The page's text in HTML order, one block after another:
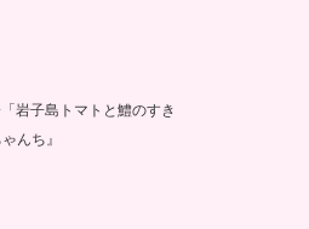
岩子島トマトと鱧のすき
んち』